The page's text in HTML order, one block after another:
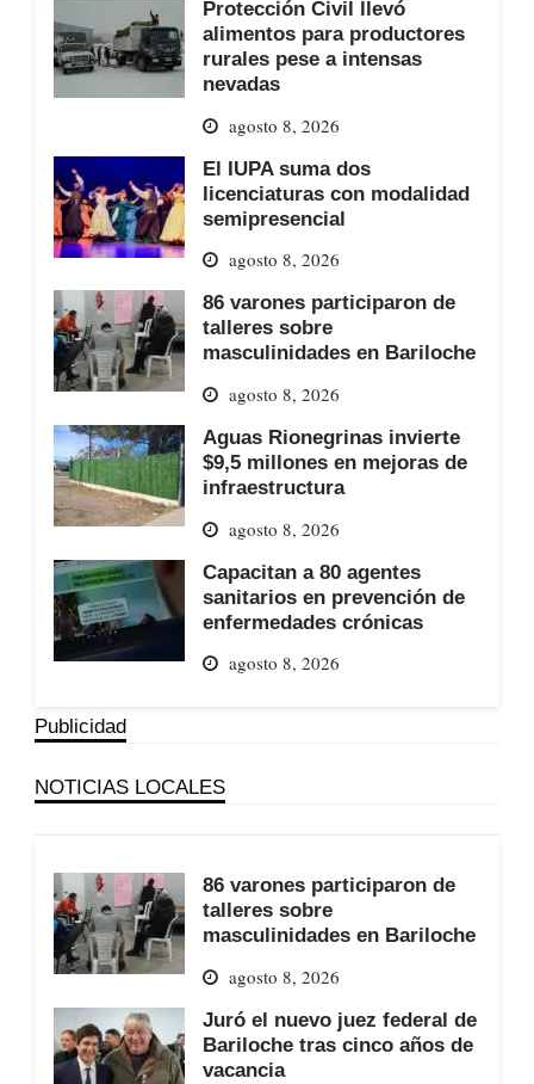
Protección Civil llevó
alimentos para productores
rurales pese a intensas
nevadas
agosto 8, 2026
El IUPA suma dos
licenciaturas con modalidad
semipresencial
agosto 8, 2026
86 varones participaron de
talleres sobre
masculinidades en Bariloche
agosto 8, 2026
Aguas Rionegrinas invierte
$9,5 millones en mejoras de
infraestructura
agosto 8, 2026
Capacitan a 80 agentes
sanitarios en prevención de
enfermedades crónicas
agosto 8, 2026
Publicidad
NOTICIAS LOCALES
86 varones participaron de
talleres sobre
masculinidades en Bariloche
agosto 8, 2026
Juró el nuevo juez federal de
Bariloche tras cinco años de
vacancia